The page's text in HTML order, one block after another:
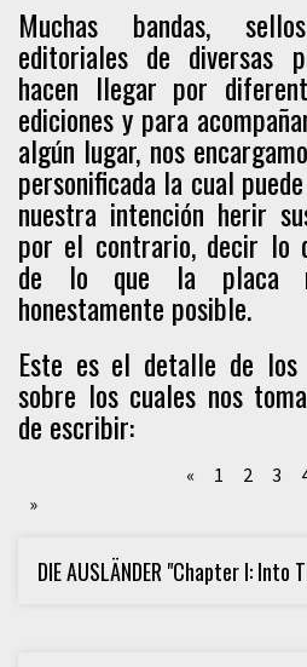
Muchas bandas,
editoriales de diversas
hacen llegar por
ediciones y para
algún lugar, nos
personificada la cual
nuestra intención herir
por el contrario, decir lo
de lo que la placa
honestamente posible.
Este es el detalle de
sobre los cuales nos
de escribir:
« 1 2 3
»
DIE AUSLÄNDER "Chapter I: Into